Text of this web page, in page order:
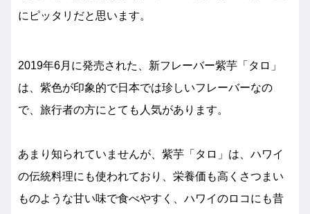
にピッタリだと思います。
2019年6月に発売された、新フレーバー紫芋「タロ」
は、紫色が印象的で日本では珍しいフレーバーなの
で、旅行者の方にとても人気があります。
あまり知られていませんが、紫芋「タロ」は、ハワイ
の伝統料理にも使われており、栄養価も高くさつまい
ものような甘い味で食べやすく、ハワイのロコにも昔